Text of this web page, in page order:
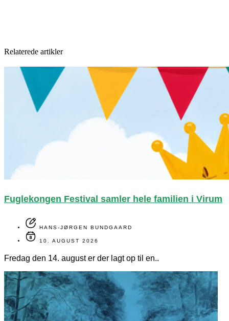
Relaterede artikler
Fuglekongen Festival samler hele familien i Virum
HANS-JØRGEN BUNDGAARD
10. AUGUST 2026
Fredag den 14. august er der lagt op til en..